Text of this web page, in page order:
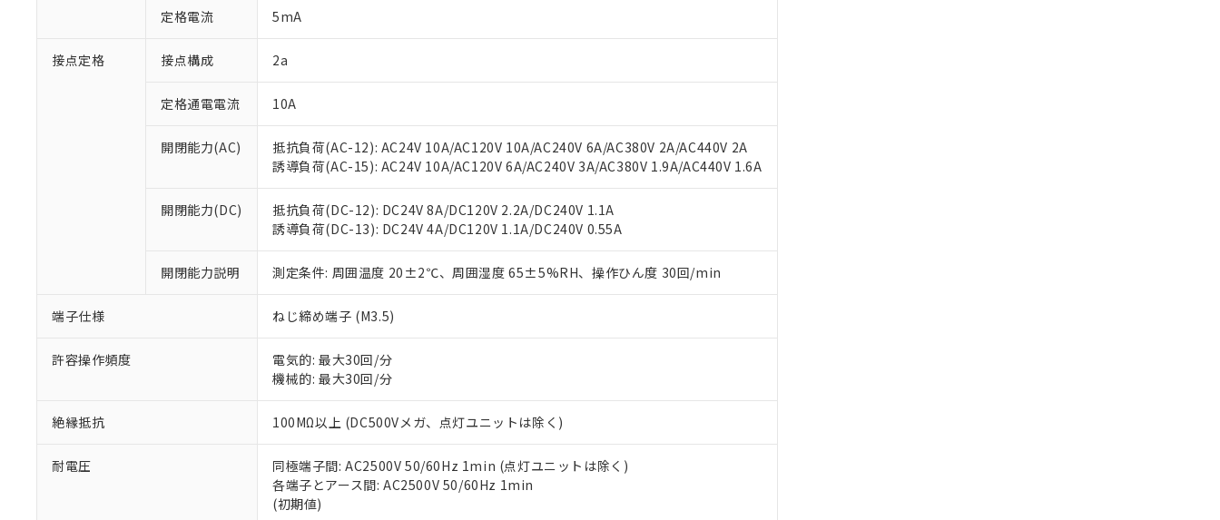
定格電流 5mA
接点定格 接点構成 2a
定格通電電流 10A
開閉能力(AC)
抵抗負荷(AC-12): AC24V 10A/AC120V 10A/AC240V 6A/AC380V 2A/AC440V 2A
誘導負荷(AC-15): AC24V 10A/AC120V 6A/AC240V 3A/AC380V 1.9A/AC440V 1.6A
開閉能力(DC)
抵抗負荷(DC-12): DC24V 8A/DC120V 2.2A/DC240V 1.1A
誘導負荷(DC-13): DC24V 4A/DC120V 1.1A/DC240V 0.55A
開閉能力説明 測定条件: 周囲温度 20±2℃、周囲湿度 65±5%RH、操作ひん度 30回/min
端子仕様 ねじ締め端子 (M3.5)
許容操作頻度
電気的: 最大30回/分
機械的: 最大30回/分
絶縁抵抗 100MΩ以上 (DC500Vメガ、点灯ユニットは除く)
耐電圧
同極端子間: AC2500V 50/60Hz 1min (点灯ユニットは除く)
各端子とアース間: AC2500V 50/60Hz 1min
(初期値)
い。
正式な納期状況および標準価格はお客様のお取引先、またはお客様担当のオムロン制御機器販売店・
当社販売員にご相談ください。
オムロン制御機器販売店や当社販売拠点は「販売ネットワーク
」をご確認ください。
在庫状況および標準価格結果を当社の事前の承諾なく第三者に漏洩または開示しないようお願いしま
す。
マイパーツ機能（部品リスト作成サービス）をご利用いただくには、I-Webメンバーズにご登録され
お客様が当ウェブサイト上で当社にご登録された部品リストについて、当社および当社の共同利用者
が、当社の製品・サービスに関するお客様との取引・商談に必要な範囲で利用することをご了承くだ
さい。
※当社の共同利用者とは、"個人情報の共同利用に関して"
の「1.共同利用者の範囲」に記載されて
いる法人を指します。
但し、RoHS指令で産業用監視および制御機器に対する適用除外項目は除く。
※2 対応予定月
部品在庫の切り替え状況などにより、予定月が前後することがあります。
※3 非含有証明書ダウンロード
下記の非含有証明書をダウンロードすることができます。
EU RoHS指令（10物質）の非含有証明書
51物質の非含有証明書（当社基準）
※本証明書は発行日時点で非含有を証明するもので、過去に遡って非含有を証明するものではありません。
また、RoHS指令のフタル酸エステル類４物質の対応では、対応完了までの期間は出荷製品に未対応品が
混在することから備考欄に対応日を記載しておりました。
既に当社にて対応品への在庫切替を完了していることから、特段のことがない限り、2022年1月12日よ
り割愛しております。
「○」：最大均質材料含有率が中国RoHSの基準値以下であることを示します。
「×」：最大均質材料含有率が中国RoHSの基準値を超えていることを示します。
*中国RoHS10物質の基準値 (GB/T26572)：
Pb(鉛) :1000ppm、 Hg(水銀) : 1000ppm、 Cd(カドミウム) : 100ppm、
Cr(Ⅵ)(六価クロム) : 1000ppm、 PBBs(ポリ臭化ビフェニル類) : 1000ppm、 PBDEs(ポリ臭化ジフェニルエーテル類) : 1000ppm、
DBP(フタル酸ジブチル) : 1000ppm、 DIBP(フタル酸ジイソブチル) : 1000ppm、 BBP(フタル酸ブチルベンジル) : 1000ppm、
DEHP(フタル酸ビス(2-エチルヘキシル)) : 1000ppm
※2 環境保護使用期限
「ｅ」：有害物質（10物質）のすべてが基準値以下であることを示します。
「10」：通常の使用状況下において有害物質が外部に漏えいし、環境に深刻な影響を及ぼさない年数を意
味します。
当社は、これら貴社製品のうち、外国為替および外国貿易法に定める商品（以下｢規制貨物等」とい
当社は貴社製品を、核兵器、ミサイル、化学兵器、生物兵器またはその他武器並びにこれらの製造装
置等に一切使用いたしません。
当社は、貴社製品を第三者に販売する場合は、上記1、2および3の内容を当該第三者に通知します。
また当社は、販売先および販売に係わる関係者が違法に輸出するおそれがある場合は、取り引きをい
たしません。
号
○ 一定数以上の在庫あり
△ 一定数には満たないが在庫あり
－
在庫なし(最新の在庫状況については、お客様のお取引先、またはお客様担当のオムロン制御
機器販売店・当社販売員にご確認ください)
空
白
受注生産機種、また在庫状況の情報を公開していない機種